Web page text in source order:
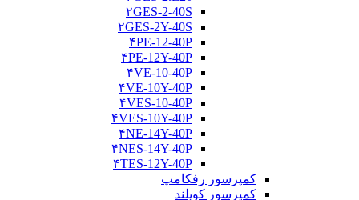
۲GES-2-40S
۲GES-2Y-40S
۴PE-12-40P
۴PE-12Y-40P
۴VE-10-40P
۴VE-10Y-40P
۴VES-10-40P
۴VES-10Y-40P
۴NE-14Y-40P
۴NES-14Y-40P
۴TES-12Y-40P
کمپرسور رفکامپ
کمپرسور کوپلند